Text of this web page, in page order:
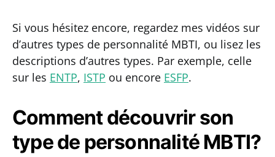
Si vous hésitez encore, regardez mes vidéos sur
d’autres types de personnalité MBTI, ou lisez les
descriptions d’autres types. Par exemple, celle
sur les ENTP, ISTP ou encore ESFP.
Comment découvrir son
type de personnalité MBTI?